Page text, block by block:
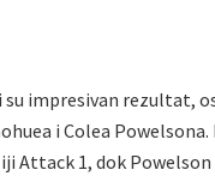
su impresivan rezultat,
i Colea
Attack 1, dok